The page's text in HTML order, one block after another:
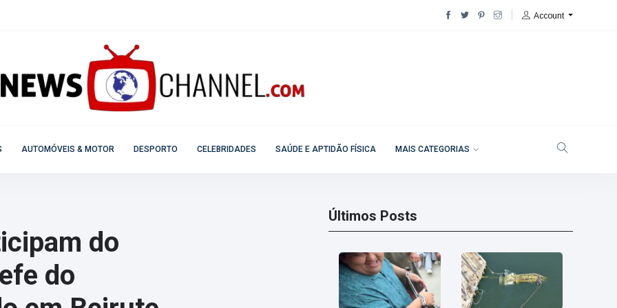
Account
AUTOMÓVEIS & MOTOR DESPORTO CELEBRIDADES SAÚDE E APTIDÃO FÍSICA MAIS CATEGORIAS
do
do
Últimos Posts